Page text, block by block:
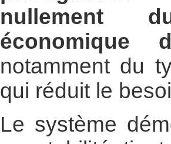
nullement
économique
notamment du
qui réduit le
Le système